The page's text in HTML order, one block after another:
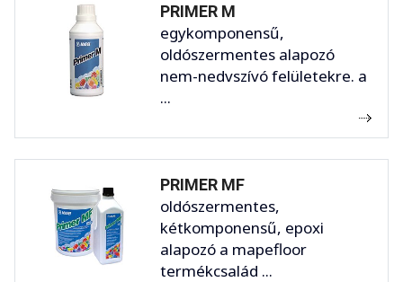
PRIMER M
egykomponensű,
oldószermentes alapozó
nem-nedvszívó felületekre. a
...
PRIMER MF
oldószermentes,
kétkomponensű, epoxi
alapozó a mapefloor
termékcsalád ...